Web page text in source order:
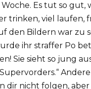
Woche. Es tut so
trinken, viel
den Bildern war zu
ihr straffer Po
Sie sieht so jung
dir nicht folgen,